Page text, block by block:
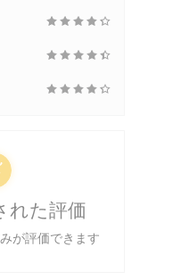
れた評価
が評価できます